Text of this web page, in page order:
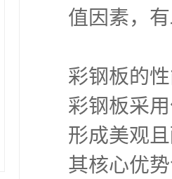
值因素，
彩钢板的
彩钢板采
形成美观
其核心优